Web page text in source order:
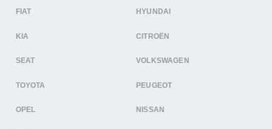
FIAT HYUNDAI
KIA CITROËN
SEAT VOLKSWAGEN
TOYOTA PEUGEOT
OPEL NISSAN